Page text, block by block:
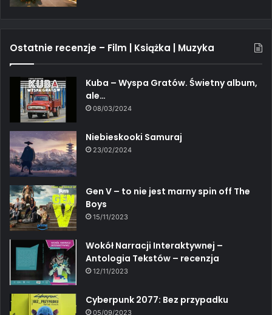
Ostatnie recenzje – Film | Książka | Muzyka
Kuba – Wyspa Gratów. Świetny album,
ale…
08/03/2024
Niebieskooki Samuraj
23/02/2024
Gen V – to nie jest marny spin off The
Boys
15/11/2023
Wokół Narracji Interaktywnej –
Antologia Tekstów – recenzja
12/11/2023
Cyberpunk 2077: Bez przypadku
05/09/2023